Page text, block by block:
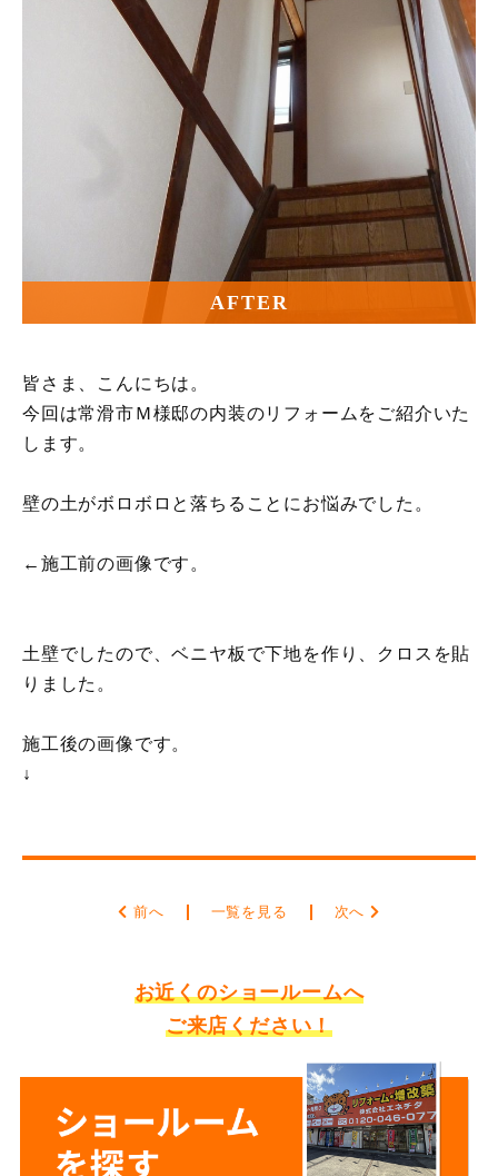
AFTER
皆さま、こんにちは。
今回は常滑市Ｍ様邸の内装のリフォームをご紹介いた
します。
壁の土がボロボロと落ちることにお悩みでした。
←施工前の画像です。
土壁でしたので、ベニヤ板で下地を作り、クロスを貼
りました。
施工後の画像です。
↓
前へ 一覧を見る 次へ
お近くのショールームへ
ご来店ください！